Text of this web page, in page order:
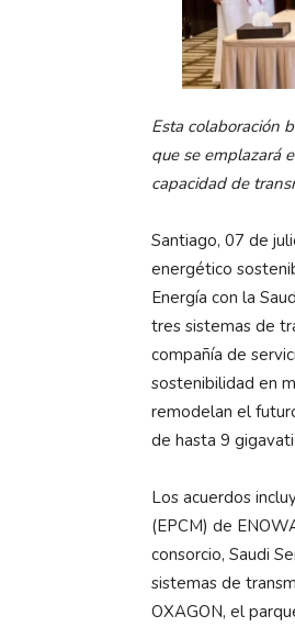
Esta colaboración
que se emplazará
capacidad de
Santiago, 07 de
energético
Energía con la
tres sistemas de
compañía de
sostenibilidad en
remodelan el
de hasta 9
Los acuerdos
(EPCM) de
consorcio, Saudi
sistemas de
OXAGON, el